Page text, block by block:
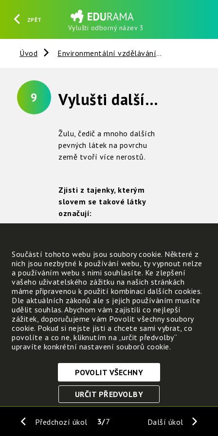
ZPĚT
Vylušti odborný název 3
HLEDAT REGISTROVAT PŘIHLÁSIT SE
Úvod Environmentální vzdělávání
9 Vylušti další odborný název
Žulu, čedič a mnoho dalších
pevných látek na povrchu
země tvoří více nerostů.
Zjisti z tajenky, kterým
slovem se takové látky
označují:
Opak hrbolatý:
Opak slova vaše:
Jiné slovo pro zprávy:
Menší číslice než jedna:
Jiné slovo místo pak:
Pevné části zemského
.
Předchozí úkol Další úkol
3 7
Součástí tohoto webu jsou soubory cookie. Některé z
nich jsou nezbytné k používání webu, ty vypnout nelze
a používáním webu s nimi souhlasíte. Ke zlepšení
vašeho uživatelského zážitku na našich stránkách
máme připravenou k použití kombinaci dalších cookies.
Dle aktuálních zákonů ale s jejich používáním musíte
udělit souhlas. Abychom vám zajistili co nejlepší
zážitek, doporučujeme vám Povolit všechny soubory
cookie. Pokud si nejste jisti a chcete sami vybrat, co
povolíte a co ne, kliknutím na „určit předvolby“
upravíte konkrétní nastavení souborů cookie.
Nezbytně nutné cookies
Tyto soubory cookie jsou nezbytné, abyste se mohli
funkce. Bez těchto cookies by webové stránky
POVOLIT VŠECHNY
URČIT PŘEDVOLBY